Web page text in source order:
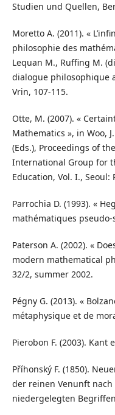
Studien und Quellen,
Moretto A. (2011). «
philosophie des
Lequan M., Ruffing M.
dialogue philosophique
Vrin, 107-115.
Otte, M. (2007). «
Mathematics », in Woo,
(Eds.), Proceedings of
International Group for
Education, Vol. I., Seoul:
Parrochia D. (1993). «
mathématiques pseudo-
Paterson A. (2002). «
modern mathematical
32/2, summer 2002.
Pégny G. (2013). «
métaphysique et de
Pierobon F. (2003). Kant
Příhonský F. (1850).
der reinen Venunft nach
niedergelegten